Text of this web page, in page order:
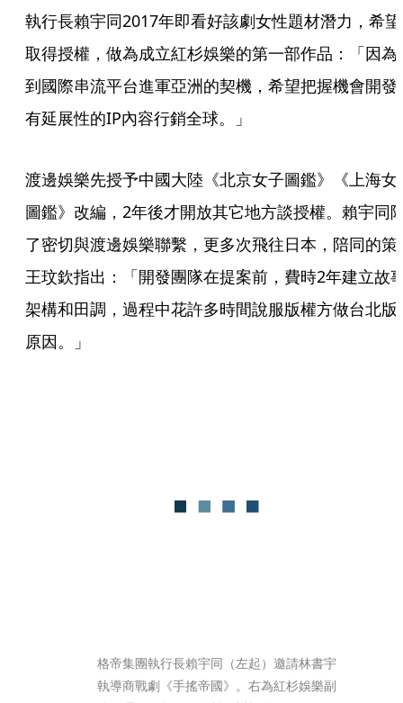
執行長賴宇同2017年即看好該劇女性題材潛力，希望
取得授權，做為成立紅杉娛樂的第一部作品：「因為
到國際串流平台進軍亞洲的契機，希望把握機會開發
有延展性的IP內容行銷全球。」
渡邊娛樂先授予中國大陸《北京女子圖鑑》《上海女
圖鑑》改編，2年後才開放其它地方談授權。賴宇同
了密切與渡邊娛樂聯繫，更多次飛往日本，陪同的策
王玟欽指出：「開發團隊在提案前，費時2年建立故
架構和田調，過程中花許多時間說服版權方做台北版
原因。」
格帝集團執行長賴宇同（左起）邀請林書宇
執導商戰劇《手搖帝國》。右為紅杉娛樂副